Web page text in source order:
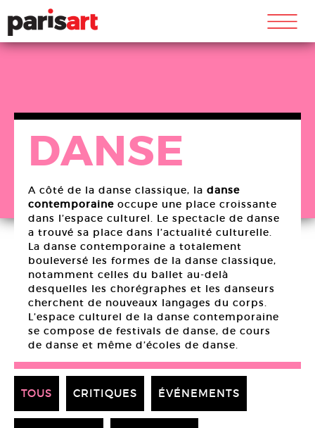
m
DANSE
A côté de la danse classique, la danse
contemporaine occupe une place croissante
dans l’espace culturel. Le spectacle de danse
a trouvé sa place dans l’actualité culturelle.
La danse contemporaine a totalement
bouleversé les formes de la danse classique,
notamment celles du ballet au-delà
desquelles les chorégraphes et les danseurs
cherchent de nouveaux langages du corps.
L’espace culturel de la danse contemporaine
se compose de festivals de danse, de cours
de danse et même d’écoles de danse.
TOUS CRITIQUES ÉVÉNEMENTS